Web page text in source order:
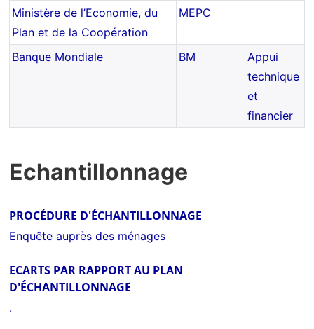
Ministère de l’Economie, du
Plan et de la Coopération
MEPC
Banque Mondiale BM
Appui
technique
et
financier
Echantillonnage
PROCÉDURE D'ÉCHANTILLONNAGE
Enquête auprès des ménages
ECARTS PAR RAPPORT AU PLAN
D'ÉCHANTILLONNAGE
.